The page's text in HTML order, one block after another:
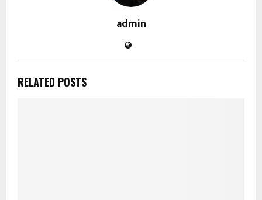
admin
RELATED POSTS